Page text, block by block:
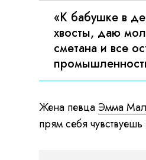
«К бабушке в
хвосты, даю
сметана и все
Жена певца Эмма
прям себя